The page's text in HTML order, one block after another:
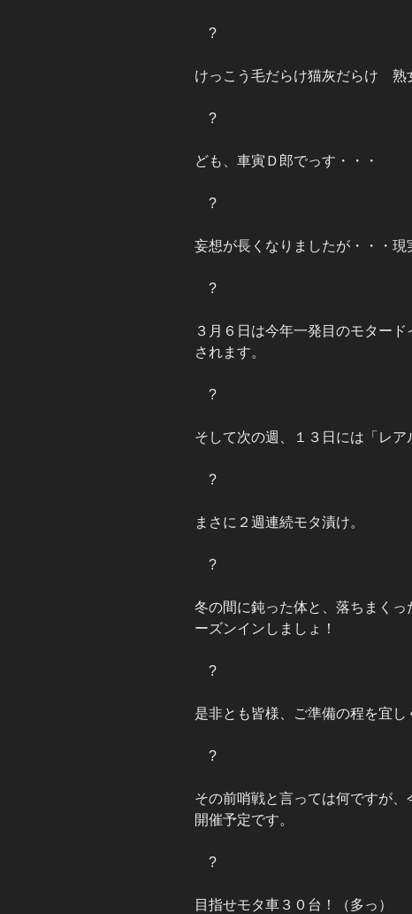
?
けっこう毛だらけ猫灰だらけ 熟
?
ども、車寅Ｄ郎でっす・・・
?
妄想が長くなりましたが・・・現
?
３月６日は今年一発目のモター
されます。
?
そして次の週、１３日には「レア
?
まさに２週連続モタ漬け。
?
冬の間に鈍った体と、落ちまく
ーズンインしましょ！
?
是非とも皆様、ご準備の程を宜し
?
その前哨戦と言っては何ですが
開催予定です。
?
目指せモタ車３０台！（多っ）